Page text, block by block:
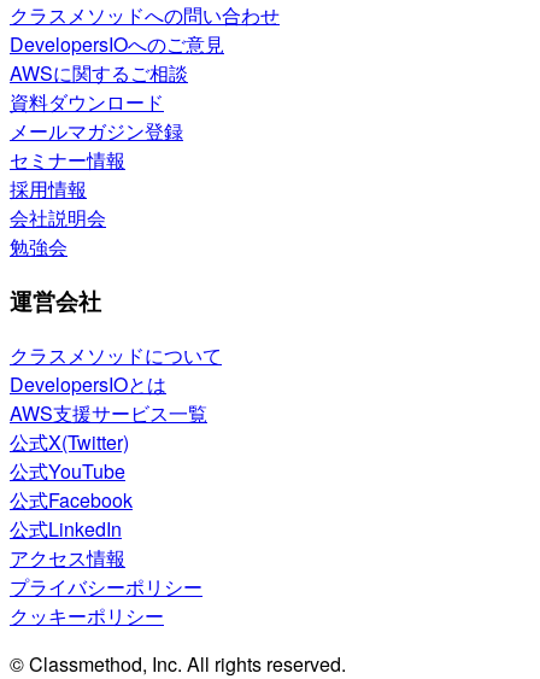
クラスメソッドへの問い合わせ
DevelopersIOへのご意見
AWSに関するご相談
資料ダウンロード
メールマガジン登録
セミナー情報
採用情報
会社説明会
勉強会
運営会社
クラスメソッドについて
DevelopersIOとは
AWS支援サービス一覧
公式X(Twitter)
公式YouTube
公式Facebook
公式LinkedIn
アクセス情報
プライバシーポリシー
クッキーポリシー
© Classmethod, Inc. All rights reserved.